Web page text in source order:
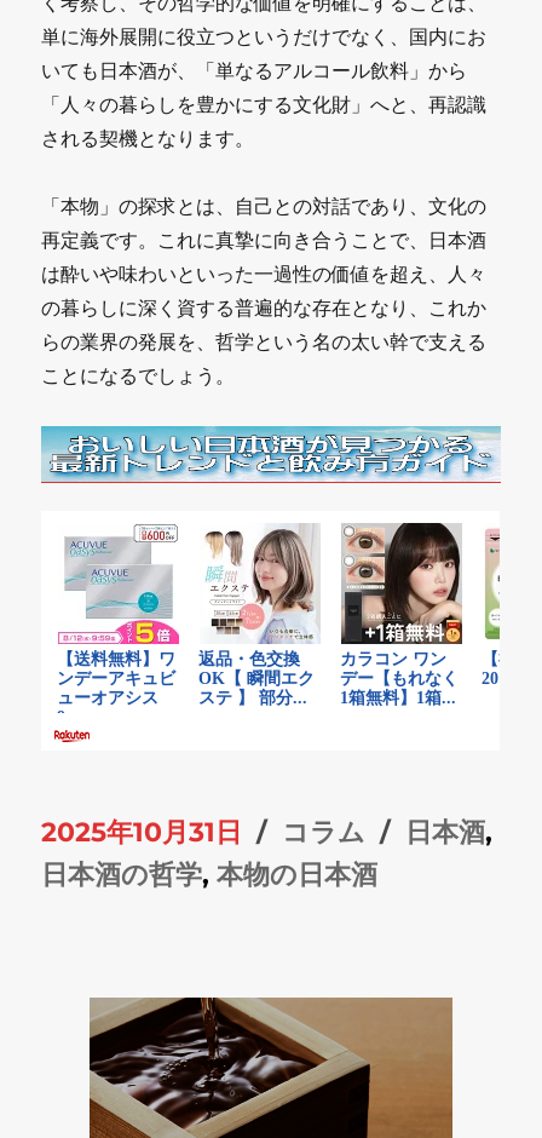
単に海外展開に役立つというだけでなく、国内にお
いても日本酒が、「単なるアルコール飲料」から
「人々の暮らしを豊かにする文化財」へと、再認識
される契機となります。
「本物」の探求とは、自己との対話であり、文化の
再定義です。これに真摯に向き合うことで、日本酒
は酔いや味わいといった一過性の価値を超え、人々
の暮らしに深く資する普遍的な存在となり、これか
らの業界の発展を、哲学という名の太い幹で支える
ことになるでしょう。
投
稿
2025年10月31日
カ
テ
ー
コラム
タ
日本酒,
日本酒の哲学,本物の日本酒